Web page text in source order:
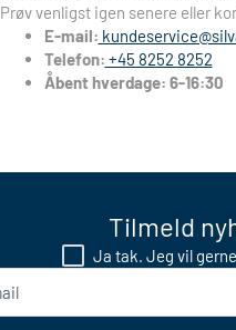
Prøv venligst igen senere eller
E-mail:
Telefon: +45 8252 8252
Åbent hverdage: 6-16:30
Tilmeld
Ja tak. Jeg vil